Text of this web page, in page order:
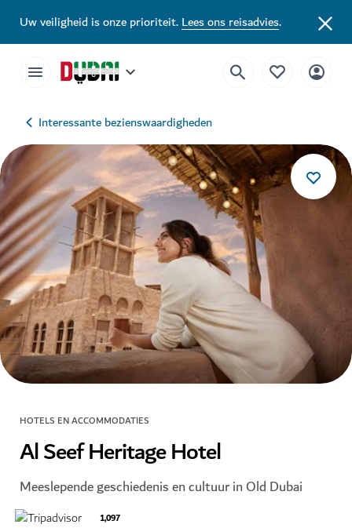
Uw veiligheid is onze prioriteit.Lees ons reisadvies.
Interessante bezienswaardigheden
HOTELS EN ACCOMMODATIES
Al Seef Heritage Hotel
Meeslepende geschiedenis en cultuur in Old Dubai
1,097